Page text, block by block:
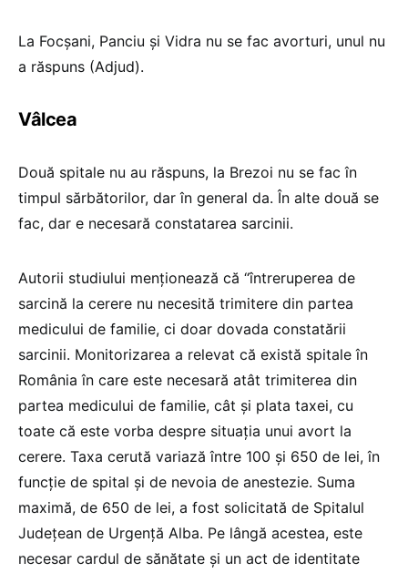
La Focșani, Panciu și Vidra nu se fac avorturi, unul nu
a răspuns (Adjud).
Vâlcea
Două spitale nu au răspuns, la Brezoi nu se fac în
timpul sărbătorilor, dar în general da. În alte două se
fac, dar e necesară constatarea sarcinii.
Autorii studiului menționează că “întreruperea de
sarcină la cerere nu necesită trimitere din partea
medicului de familie, ci doar dovada constatării
sarcinii. Monitorizarea a relevat că există spitale în
România în care este necesară atât trimiterea din
partea medicului de familie, cât și plata taxei, cu
toate că este vorba despre situația unui avort la
cerere. Taxa cerută variază între 100 și 650 de lei, în
funcție de spital și de nevoia de anestezie. Suma
maximă, de 650 de lei, a fost solicitată de Spitalul
Județean de Urgență Alba. Pe lângă acestea, este
necesar cardul de sănătate și un act de identitate